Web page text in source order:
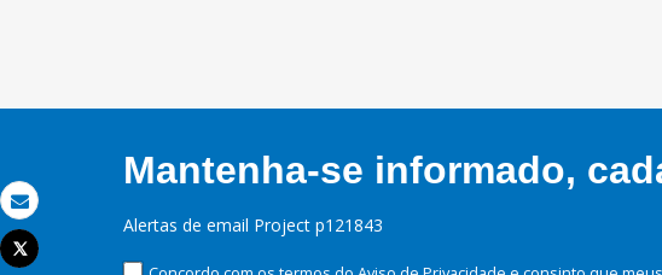
Email
Imprimir
Tweet
Mantenha-se informado,
Alertas de email Project p121843